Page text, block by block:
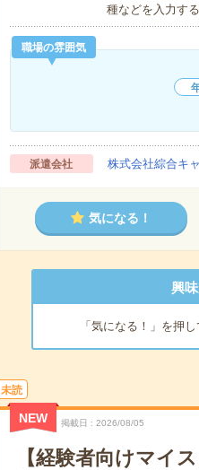
種などを入力す
職場の雰囲気
派遣会社 株式会社綜合キ
気になる！
興
「気になる！」を押
未読
NEW 掲載日 2026/08/05
【経験者向けマイ